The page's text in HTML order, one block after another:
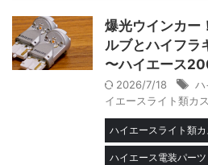
爆光ウインカー
ルブとハイフラ
〜ハイエース
2026/7/18 ハ
イエースライト類カ
ハイエースライト類
ハイエース電装パーツ